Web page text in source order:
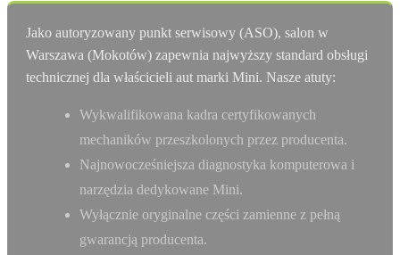
Jako autoryzowany punkt serwisowy (ASO), salon w
Warszawa (Mokotów) zapewnia najwyższy standard obsługi
technicznej dla właścicieli aut marki Mini. Nasze atuty:
Wykwalifikowana kadra certyfikowanych
mechaników przeszkolonych przez producenta.
Najnowocześniejsza diagnostyka komputerowa i
narzędzia dedykowane Mini.
Wyłącznie oryginalne części zamienne z pełną
gwarancją producenta.